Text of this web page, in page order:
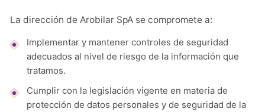
La dirección de Arobilar SpA se compromete a:
Implementar y mantener controles de seguridad
adecuados al nivel de riesgo de la información que
tratamos.
Cumplir con la legislación vigente en materia de
protección de datos personales y de seguridad de la